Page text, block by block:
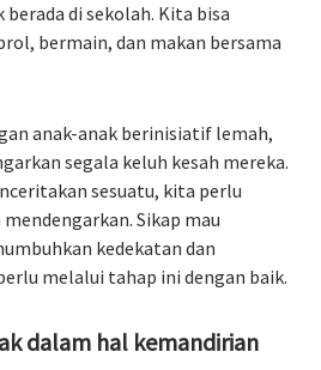
di sekolah. Kita bisa
bermain, dan makan bersama
anak-anak berinisiatif lemah,
segala keluh kesah mereka.
sesuatu, kita perlu
Sikap mau
kedekatan dan
melalui tahap ini dengan baik.
dalam hal kemandirian